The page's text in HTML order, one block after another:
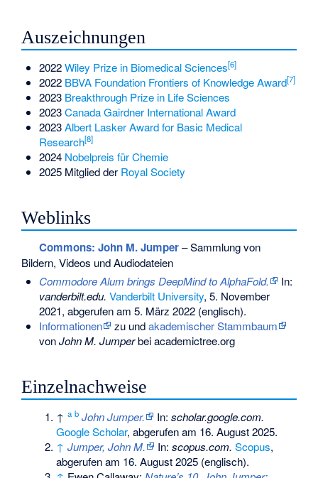
Auszeichnungen
2022Wiley Prize in Biomedical Sciences[6]
2022 BBVA Foundation Frontiers of Knowledge Award[7]
2023 Breakthrough Prize in Life Sciences
2023Canada Gairdner International Award
2023Albert Lasker Award for Basic Medical
Research[8]
2024 Nobelpreis für Chemie
2025 Mitglied der Royal Society
Weblinks
Commons: John M. Jumper– Sammlung von
Bildern, Videos und Audiodateien
Commodore Alum brings DeepMind to AlphaFold.
In:
vanderbilt.edu. Vanderbilt University, 5. November
2021, abgerufen am 5. März 2022(englisch).
Informationen
zu undakademischer Stammbaum
vonJohn M. Jumperbei academictree.org
Einzelnachweise
↑a b John Jumper. In:scholar.google.com.
Google Scholar, abgerufen am 16. August 2025.
↑ Jumper, John M. In:scopus.com. Scopus,
abgerufen am 16. August 2025 (englisch).